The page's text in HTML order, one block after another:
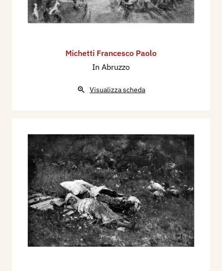
Michetti Francesco Paolo
In Abruzzo
Visualizza scheda